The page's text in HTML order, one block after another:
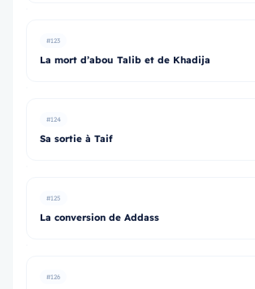
#123
La mort d’abou Talib et de Khadija
#124
Sa sortie à Taif
#125
La conversion de Addass
#126